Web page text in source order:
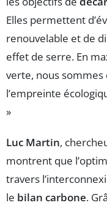
Elles permettent
renouvelable et de
effet de serre. En
verte, nous
l’empreinte
»
Luc Martin,
montrent que
travers
le bilan carbone.